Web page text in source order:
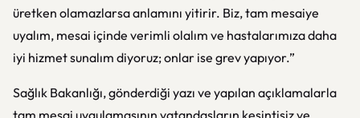
üretken olamazlarsa anlamını yitirir. Biz, tam mesaiye
uyalım, mesai içinde verimli olalım ve hastalarımıza daha
iyi hizmet sunalım diyoruz; onlar ise grev yapıyor.”
Sağlık Bakanlığı, gönderdiği yazı ve yapılan açıklamalarla
tam mesai uygulamasının vatandaşların kesintisiz ve